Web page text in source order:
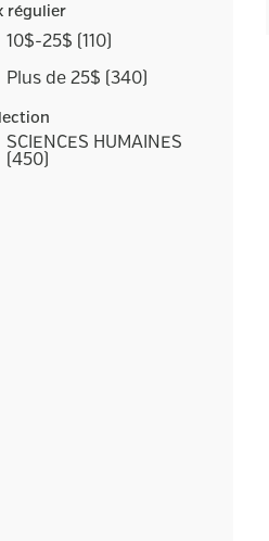
régulier
10$-25$ 110
Plus de 25$ 340
SCIENCES HUMAINES
450